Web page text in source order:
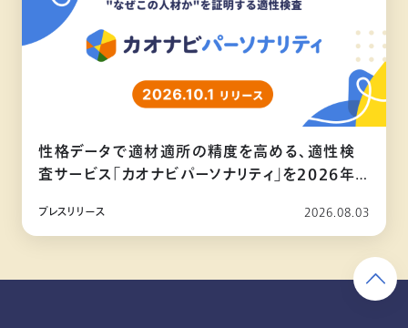
性格データで適材適所の精度を高める、適性検
査サービス「カオナビパーソナリティ」を2026年
プレスリリース 2026.08.03